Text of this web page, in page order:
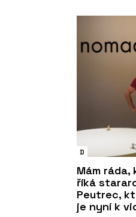
D
Mám
říká
Peutrec,
je nyní k